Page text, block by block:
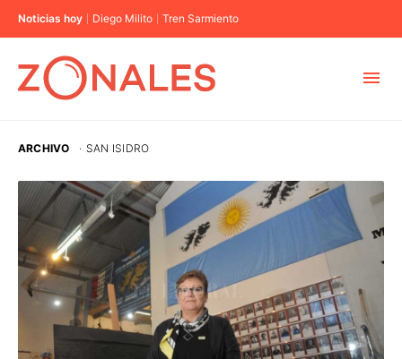
Noticias hoy Diego Milito Tren Sarmiento
CABA
BUENOS AIRES
PROVINCIAS
ELECCIONES 2023
ARCHIVO · SAN ISIDRO